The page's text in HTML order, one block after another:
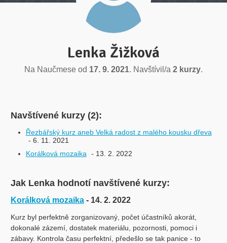
Lenka Žižková
Na Naučmese od 17. 9. 2021. Navštívil/a 2 kurzy.
Navštívené kurzy (2):
Řezbářský kurz aneb Velká radost z malého kousku dřeva
- 6. 11. 2021
Korálková mozaika
- 13. 2. 2022
Jak Lenka hodnotí navštívené kurzy:
Korálková mozaika - 14. 2. 2022
Kurz byl perfektně zorganizovaný, počet účastníků akorát,
dokonalé zázemí, dostatek materiálu, pozornosti, pomoci i
zábavy. Kontrola času perfektní, předešlo se tak panice - to